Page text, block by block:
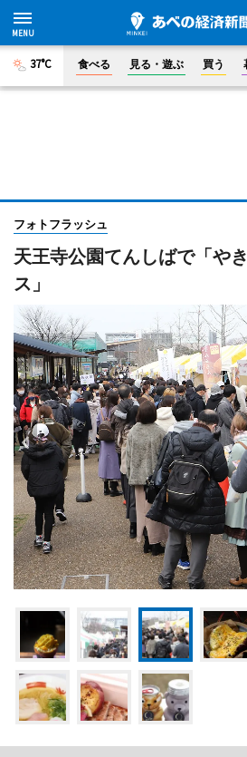
37°C 食べる 見る・遊ぶ 買う
フォトフラッシュ
天王寺公園てんしばで「や
ス」